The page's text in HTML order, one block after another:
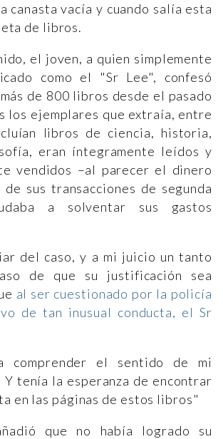
canasta vacía y cuando salía esta
de libros.
el joven, a quien simplemente
como el "Sr Lee", confesó
de 800 libros desde el pasado
los ejemplares que extraía, entre
libros de ciencia, historia,
eran íntegramente leídos y
vendidos –al parecer el dinero
sus transacciones de segunda
a solventar sus gastos
del caso, y a mi juicio un tanto
de que su justificación sea
al ser cuestionado por la policía
de tan inusual conducta, el Sr
comprender el sentido de mi
Y tenía la esperanza de encontrar
en las páginas de estos libros"
que no había logrado su